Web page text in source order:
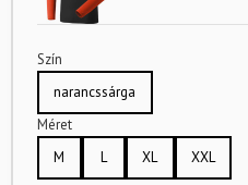
Szín
narancssárga
Méret
M
L XL XXL